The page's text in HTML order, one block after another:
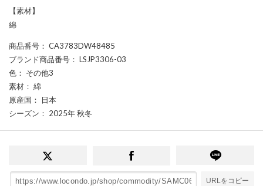
【素材】
綿
商品番号 ： CA3783DW48485
ブランド商品番号 ： LSJP3306-03
色 ： その他3
素材 ： 綿
原産国 ： 日本
シーズン ： 2025年 秋冬
URLをコピー